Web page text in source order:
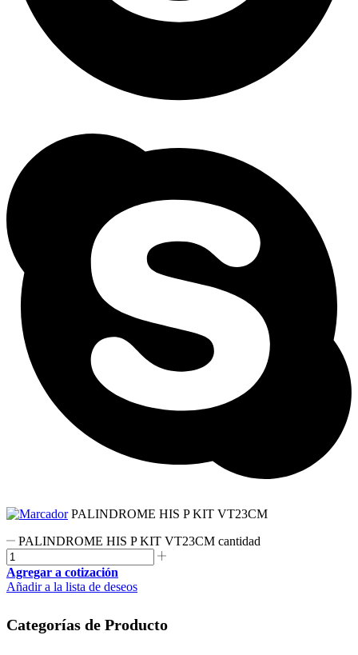
PALINDROME HIS P KIT VT23CM
PALINDROME HIS P KIT VT23CM cantidad
Agregar a cotización
Añadir a la lista de deseos
Categorías de Producto